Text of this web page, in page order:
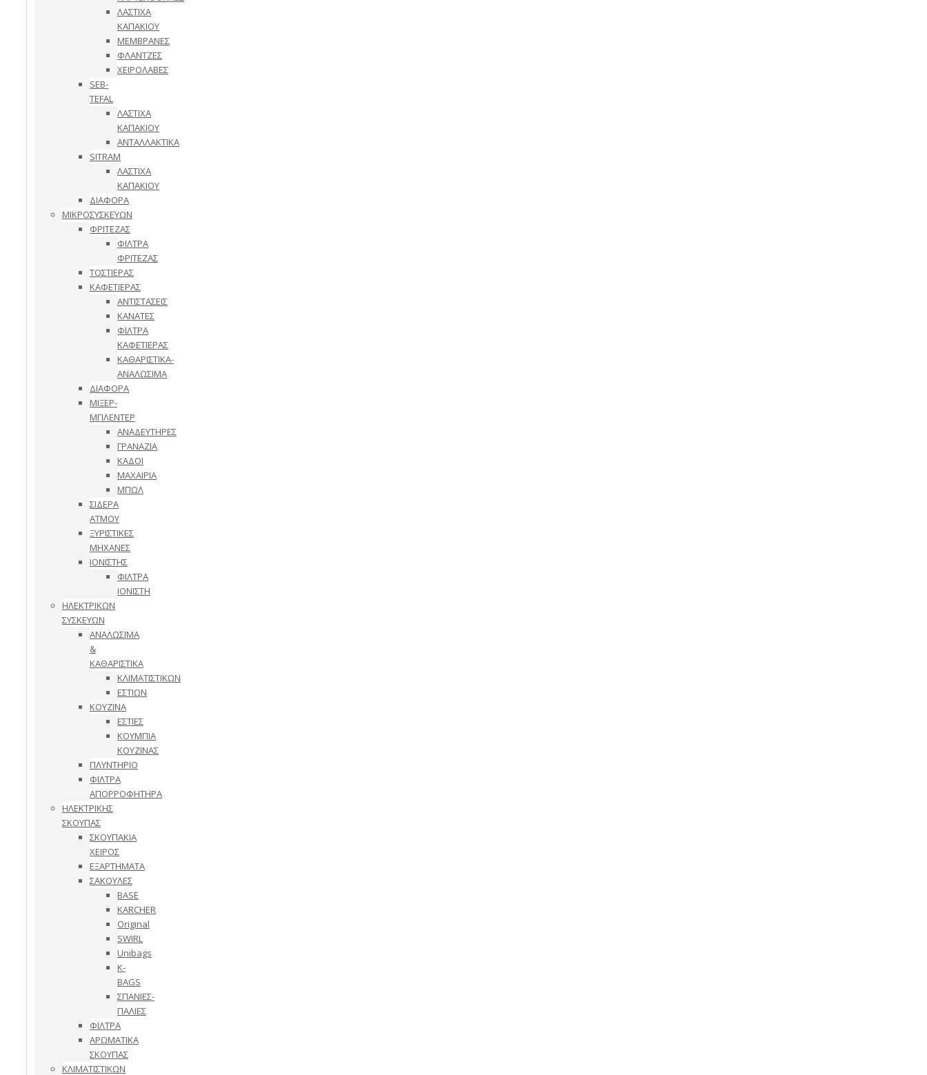
ΛΑΣΤΙΧΑ
ΚΑΠΑΚΙΟΥ
ΜΕΜΒΡΑΝΕΣ
ΦΛΑΝΤΖΕΣ
ΧΕΙΡΟΛΑΒΕΣ
SEB-
TEFAL
ΛΑΣΤΙΧΑ
ΚΑΠΑΚΙΟΥ
ΑΝΤΑΛΛΑΚΤΙΚΑ
SITRAM
ΛΑΣΤΙΧΑ
ΚΑΠΑΚΙΟΥ
ΔΙΑΦΟΡΑ
ΜΙΚΡΟΣΥΣΚΕΥΩΝ
ΦΡΙΤΕΖΑΣ
ΦΙΛΤΡΑ
ΦΡΙΤΕΖΑΣ
ΤΟΣΤΙΕΡΑΣ
ΚΑΦΕΤΙΕΡΑΣ
ΑΝΤΙΣΤΑΣΕΙΣ
ΚΑΝΑΤΕΣ
ΦΙΛΤΡΑ
ΚΑΦΕΤΙΕΡΑΣ
ΚΑΘΑΡΙΣΤΙΚΑ-
ΑΝΑΛΩΣΙΜΑ
ΔΙΑΦΟΡΑ
ΜΙΞΕΡ-
ΜΠΛΕΝΤΕΡ
ΑΝΑΔΕΥΤΗΡΕΣ
ΓΡΑΝΑΖΙΑ
ΚΑΔΟΙ
ΜΑΧΑΙΡΙΑ
ΜΠΩΛ
ΣΙΔΕΡΑ
ΑΤΜΟΥ
ΞΥΡΙΣΤΙΚΕΣ
ΜΗΧΑΝΕΣ
ΙΟΝΙΣΤΗΣ
ΦΙΛΤΡΑ
ΙΟΝΙΣΤΗ
ΗΛΕΚΤΡΙΚΩΝ
ΣΥΣΚΕΥΩΝ
ΑΝΑΛΩΣΙΜΑ
&
ΚΑΘΑΡΙΣΤΙΚΑ
ΚΛΙΜΑΤΙΣΤΙΚΩΝ
ΕΣΤΙΩΝ
ΚΟΥΖΙΝΑ
ΕΣΤΙΕΣ
ΚΟΥΜΠΙΑ
ΚΟΥΖΙΝΑΣ
ΠΛΥΝΤΗΡΙΟ
ΦΙΛΤΡΑ
ΑΠΟΡΡΟΦΗΤΗΡΑ
ΗΛΕΚΤΡΙΚΗΣ
ΣΚΟΥΠΑΣ
ΣΚΟΥΠΑΚΙΑ
ΧΕΙΡΟΣ
ΕΞΑΡΤΗΜΑΤΑ
ΣΑΚΟΥΛΕΣ
BASE
KARCHER
Original
SWIRL
Unibags
K-
BAGS
ΣΠΑΝΙΕΣ-
ΠΑΛΙΕΣ
ΦΙΛΤΡΑ
ΑΡΩΜΑΤΙΚΑ
ΣΚΟΥΠΑΣ
ΚΛΙΜΑΤΙΣΤΙΚΩΝ